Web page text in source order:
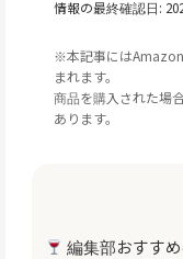
情報の最終確認日:
※本記事には
まれます。
商品を購入された場
あります。
編集部おすす